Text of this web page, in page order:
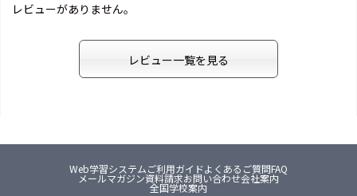
レビューがありません。
レビュー一覧を見る
Web学習システムご利用ガイドよくあるご質問FAQ
メールマガジン資料請求お問い合わせ会社案内
全国学校案内